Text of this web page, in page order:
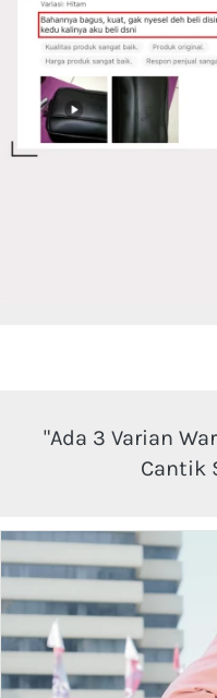
"Ada 3 Varian
Cantik